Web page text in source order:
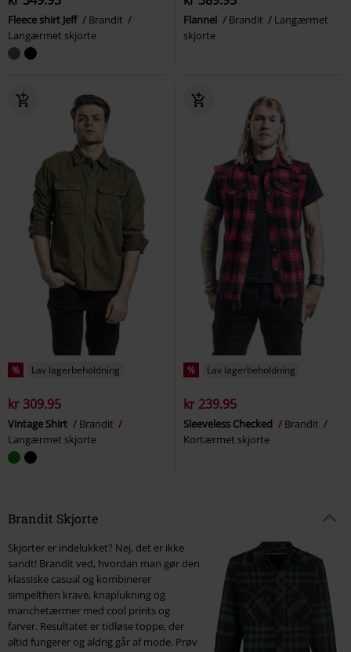
Fleece shirt Jeff
Brandit
Langærmet skjorte
Flannel Brandit
Langærmet
skjorte
% Lav lagerbeholdning
kr 309.95
Vintage Shirt
Brandit
Langærmet skjorte
% Lav lagerbeholdning
kr 239.95
Sleeveless Checked
Brandit
Kortærmet skjorte
Brandit Skjorte
Skjorter er indelukket? Nej, det er ikke
sandt! Brandit ved, hvordan man gør den
klassiske casual og kombinerer
simpelthen krave, knaplukning og
manchetærmer med cool prints og
farver. Resultatet er tidløse toppe, der
altid fungerer og aldrig går af mode. Prøv